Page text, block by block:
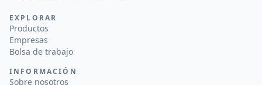
EXPLORAR
Productos
Empresas
Bolsa de trabajo
INFORMACIÓN
Sobre nosotros